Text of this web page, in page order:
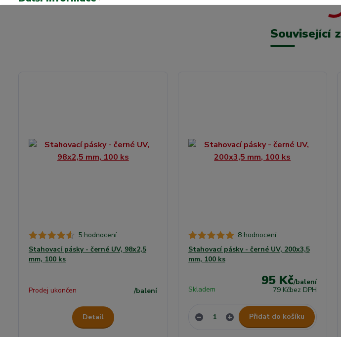
Související
5 hodnocení
Stahovací pásky - černé UV, 98x2,5
mm, 100 ks
/balení
Prodej ukončen
Detail
8 hodnocení
Stahovací pásky - černé UV, 200x3,5
mm, 100 ks
95 Kč/balení
79 Kčbez DPH
Skladem
Přidat do košíku